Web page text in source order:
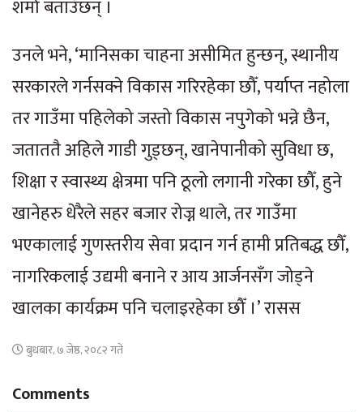
शर्मा बताउँछन् ।
उनले भने, ‘मानिसका चाहना असीमित हुन्छन्, स्थानीय
सरकारले गर्नसक्ने विकास गरिरहेका छौँ, पर्याप्त नहोला
तर गाउँमा पहिलेको जस्तो विकास नपुगेको भन्ने छैन,
जताततै अहिले गाडी गुड्छन्, खानेपानीको सुविधा छ,
शिक्षा र स्वास्थ्य क्षेत्रमा पनि ठूलो लगानी गरेका छौँ, हुने
खानेहरु धेरैले सहर बजार रोज्न थाले, तर गाउँमा
भएकालाई गुणस्तरीय सेवा प्रदान गर्न हामी प्रतिबद्ध छौँ,
नागरिकलाई उद्यमी बनाने र आय आर्जनसँग जोड्ने
खालका कार्यक्रम पनि चलाइरहेका छौँ ।’ रासस
बुधबार, ७ जेष्ठ, २०८२ गते
Comments